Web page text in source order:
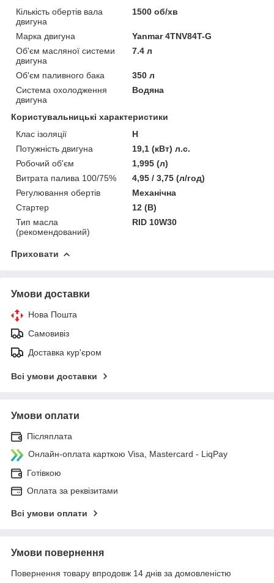
Кількість обертів вала
двигуна
1500 об/хв
Марка двигуна
Yanmar 4TNV84T-G
Об'єм масляної системи
двигуна
7.4 л
Об'єм паливного бака
350 л
Система охолодження
двигуна
Водяна
Користувальницькі характеристики
Клас ізоляції
Н
Потужність двигуна
19,1 (кВт) л.с.
Робочий об'єм
1,995 (л)
Витрата палива 100/75%
4,95 / 3,75 (л/год)
Регулювання обертів
Механічна
Стартер
12 (В)
Тип масла
(рекомендований)
RID 10W30
Приховати
Умови доставки
Нова Пошта
Самовивіз
Доставка кур'єром
Всі умови доставки
Умови оплати
Післяплата
Онлайн-оплата карткою Visa, Mastercard - LiqPay
Готівкою
Оплата за реквізитами
Всі умови оплати
Умови повернення
Повернення товару впродовж 14 днів за домовленістю